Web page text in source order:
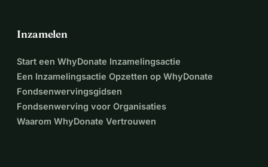
Inzamelen
Start een WhyDonate Inzamelingsactie
Een Inzamelingsactie Opzetten op WhyDonate
Fondsenwervingsgidsen
Fondsenwerving voor Organisaties
Waarom WhyDonate Vertrouwen